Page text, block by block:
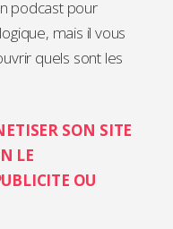
podcast pour
mais il vous
quels sont les
SON SITE
LE
OU